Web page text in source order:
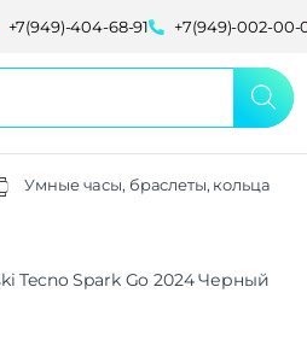
+7(949)-404-68-91 +7(949)-002-00-
Умные часы, браслеты, кольца
Tecno Spark Go 2024 Черный